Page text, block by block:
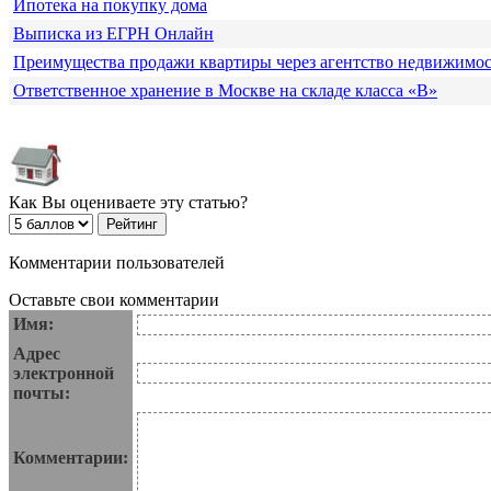
Ипотека на покупку дома
Выписка из ЕГРН Онлайн
Преимущества продажи квартиры через агентство
Ответственное хранение в Москве на складе класса «В»
Как Вы оцениваете эту статью?
Комментарии пользователей
Оставьте свои комментарии
Имя:
Адрес
электронной
почты:
Комментарии: